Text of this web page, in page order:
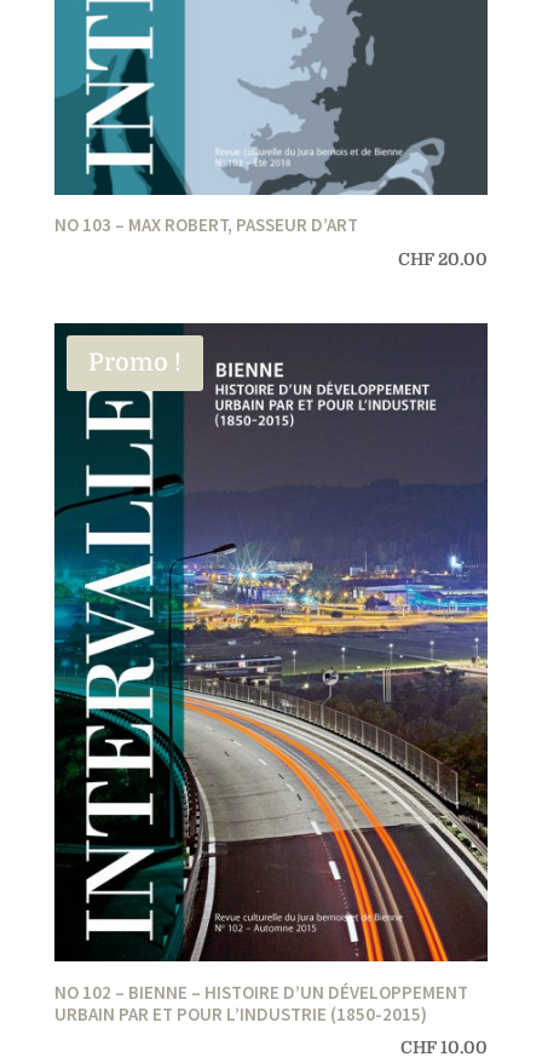
NO 103 – MAX ROBERT, PASSEUR D’ART
CHF20.00
Promo !
NO 102 – BIENNE – HISTOIRE D’UN DÉVELOPPEMENT
URBAIN PAR ET POUR L’INDUSTRIE (1850-2015)
CHF10.00